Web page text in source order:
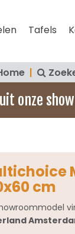
Tafels
|
onze
cm